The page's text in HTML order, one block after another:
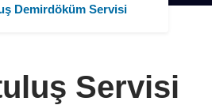
Demirdöküm Servisi
Servisi